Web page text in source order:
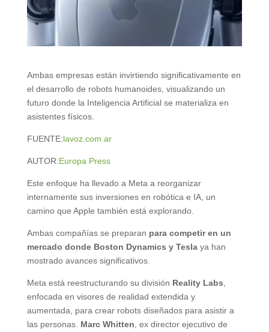
Ambas empresas están invirtiendo significativamente en
el desarrollo de robots humanoides, visualizando un
futuro donde la Inteligencia Artificial se materializa en
asistentes físicos.
FUENTE:lavoz.com.ar
AUTOR:Europa Press
Este enfoque ha llevado a Meta a reorganizar
internamente sus inversiones en robótica e IA, un
camino que Apple también está explorando.
Ambas compañías se preparan para competir en un
mercado donde Boston Dynamics y Teslaya han
mostrado avances significativos.
Meta está reestructurando su división Reality Labs
enfocada en visores de realidad extendida y
aumentada, para crear robots diseñados para asistir a
las personas. Marc Whitten , ex director ejecutivo de